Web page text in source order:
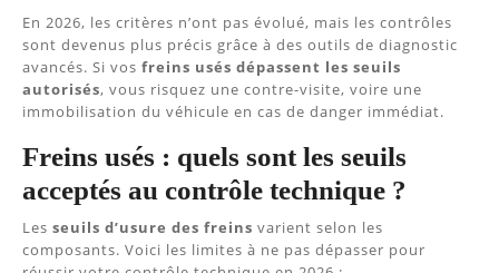
En 2026, les critères n’ont pas évolué, mais les contrôles
sont devenus plus précis grâce à des outils de diagnostic
avancés. Si vos freins usés dépassent les seuils
autorisés, vous risquez une contre-visite, voire une
immobilisation du véhicule en cas de danger immédiat.
Freins usés : quels sont les seuils
acceptés au contrôle technique ?
Les seuils d’usure des freins varient selon les
composants. Voici les limites à ne pas dépasser pour